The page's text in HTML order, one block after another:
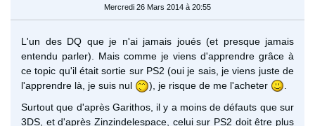
Mercredi 26 Mars 2014 à 20:55
L'un des DQ que je n'ai jamais joués (et presque jamais
entendu parler). Mais comme je viens d'apprendre grâce à
ce topic qu'il était sortie sur PS2 (oui je sais, je viens juste de
l'apprendre là, je suis nul
), je risque de me l'acheter
Surtout que d'après Garithos, il y a moins de défauts que sur
3DS, et d'après Zinzindelespace, celui sur PS2 doit être plus